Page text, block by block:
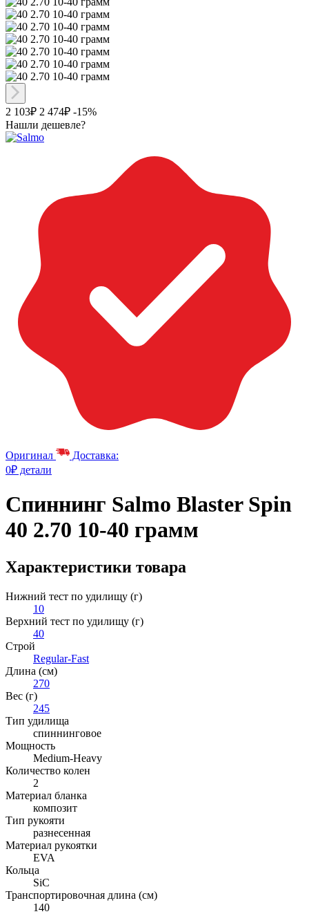
2 103₽ 2 474₽ -15%
Нашли дешевле?
Оригинал
Доставка:
0₽ детали
Спиннинг Salmo Blaster Spin
40 2.70 10-40 грамм
Характеристики товара
Нижний тест по удилищу (г)
10
Верхний тест по удилищу (г)
40
Строй
Regular-Fast
Длина (см)
270
Вес (г)
245
Тип удилища
спиннинговое
Мощность
Medium-Heavy
Количество колен
2
Материал бланка
композит
Тип рукояти
разнесенная
Материал рукоятки
EVA
Кольца
SiC
Транспортировочная длина (см)
140